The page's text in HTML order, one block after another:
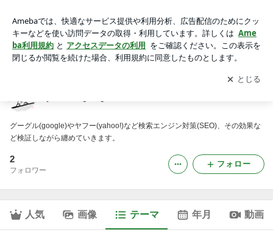
アプリをダウンロードして ブログの更新通知
を受け取りまし
ょう。
開く
グーグル(google)やヤフー(yahoo!)など検索エンジン対策(SEO)、その効果な
ど検証しながら纏めていきます。
2
フォロワー
フォロー
人気 画像 テーマ 年月 動画